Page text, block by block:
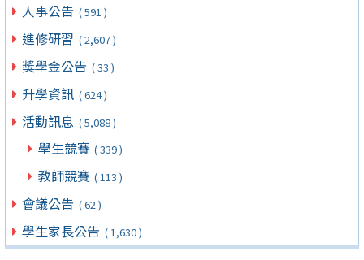
人事公告 ( 591 )
進修研習 ( 2,607 )
獎學金公告 ( 33 )
升學資訊 ( 624 )
活動訊息 ( 5,088 )
學生競賽 ( 339 )
教師競賽 ( 113 )
會議公告 ( 62 )
學生家長公告 ( 1,630 )